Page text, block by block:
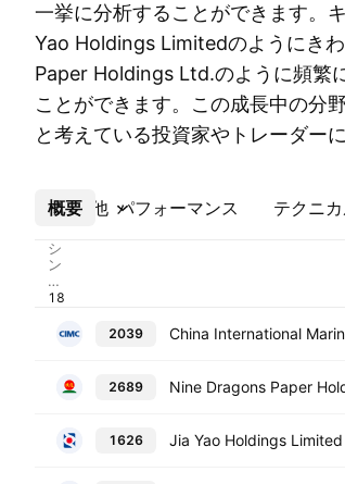
一挙に分析することができます。
Yao Holdings Limitedのようにき
Paper Holdings Ltd.のように頻繁
ことができます。この成長中の分
と考えている投資家やトレーダー
概要 パフォーマンス テクニ
その他
シ
ン
ボ
ル
2039
2689
1626 Jia Yao Holdings Limited